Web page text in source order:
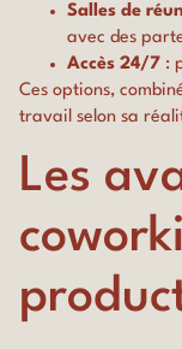
Salles de
avec des
Accès 24/7 :
Ces options,
travail selon sa
Les